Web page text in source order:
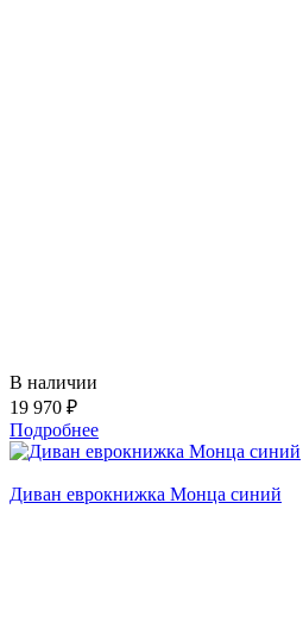
В наличии
19 970 ₽
Подробнее
Диван еврокнижка Монца синий